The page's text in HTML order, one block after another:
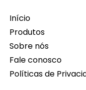
Início
Produtos
Sobre nós
Fale conosco
Políticas de